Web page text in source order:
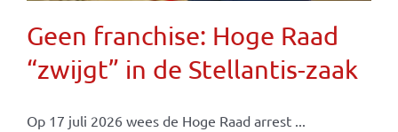
Geen franchise: Hoge Raad
“zwijgt” in de Stellantis-zaak
Op 17 juli 2026 wees de Hoge Raad arrest ...